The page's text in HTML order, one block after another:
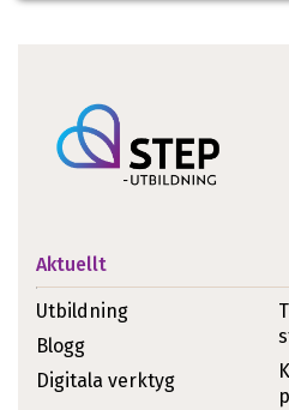
Aktuellt
Utbildning
Blogg
Digitala verktyg